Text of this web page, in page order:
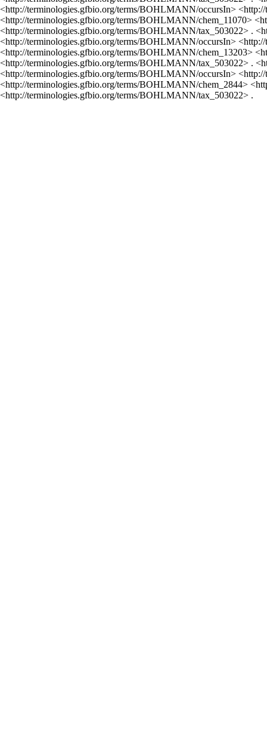
<http://terminologies.gfbio.org/terms/BOHLMANN/occursIn>
<http://terminologies.gfbio.org/terms/BOHLMANN/chem_11070>
<http://terminologies.gfbio.org/terms/BOHLMANN/tax_503022> .
<http://terminologies.gfbio.org/terms/BOHLMANN/occursIn>
<http://terminologies.gfbio.org/terms/BOHLMANN/chem_13203>
<http://terminologies.gfbio.org/terms/BOHLMANN/tax_503022> .
<http://terminologies.gfbio.org/terms/BOHLMANN/occursIn>
<http://terminologies.gfbio.org/terms/BOHLMANN/chem_2844>
<http://terminologies.gfbio.org/terms/BOHLMANN/tax_503022> .